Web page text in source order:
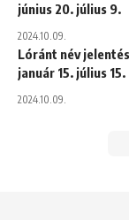
június 20. július 9.
2024.10.09.
Lóránt név
január 15. július 15.
2024.10.09.